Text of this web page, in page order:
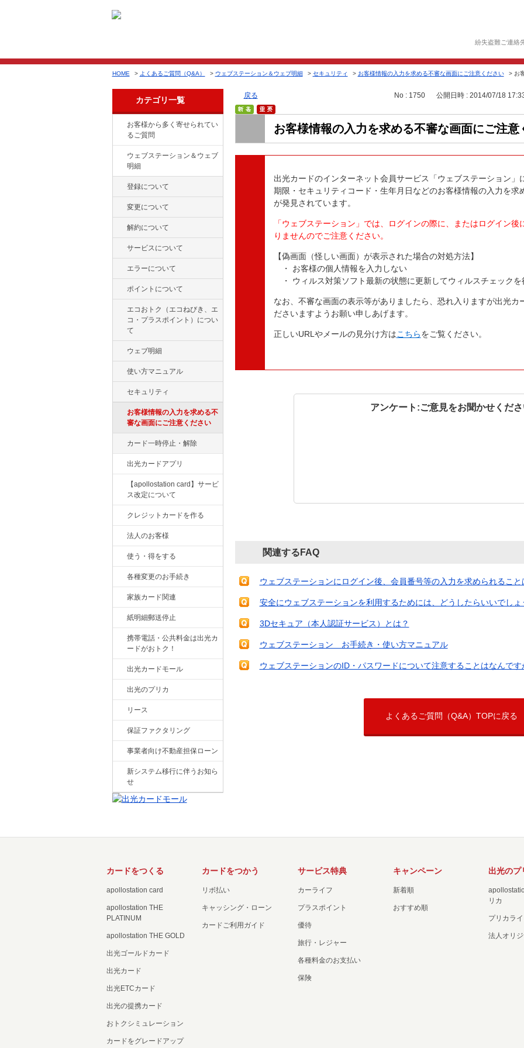
紛失盗難ご連絡
HOME > よくあるご質問（Q&A） > ウェブステーション＆ウェブ明細 > セキュリティ > お客様情報の入力を求める不審な画面にご注意ください > お
カテゴリ一覧
お客様から多く寄せられてい
るご質問
ウェブステーション＆ウェブ
明細
登録について
変更について
解約について
サービスについて
エラーについて
ポイントについて
エコおトク（エコねびき、エ
コ・プラスポイント）につい
て
ウェブ明細
使い方マニュアル
セキュリティ
お客様情報の入力を求める不
審な画面にご注意ください
カード一時停止・解除
出光カードアプリ
【apollostation card】サービ
ス改定について
クレジットカードを作る
法人のお客様
使う・得をする
各種変更のお手続き
家族カード関連
紙明細郵送停止
携帯電話・公共料金は出光カ
ードがおトク！
出光カードモール
出光のプリカ
リース
保証ファクタリング
事業者向け不動産担保ローン
新システム移行に伴うお知ら
せ
戻る No : 1750 公開日時 : 2014/07/18
お客様情報の入力を求める不審な画面にご注意
出光カードのインターネット会員サービス「ウェブステーション」
期限・セキュリティコード・生年月日などのお客様情報の入力を求
が発見されています。
「ウェブステーション」では、ログインの際に、またはログイン
りませんのでご注意ください。
【偽画面（怪しい画面）が表示された場合の対処方法】
・ お客様の個人情報を入力しない
・ ウィルス対策ソフト最新の状態に更新してウィルスチェックを
なお、不審な画面の表示等がありましたら、恐れ入りますが出光カ
ださいますようお願い申しあげます。
正しいURLやメールの見分け方はこちらをご覧ください。
アンケート:ご意見をお聞かせくだ
関連するFAQ
ウェブステーションにログイン後、会員番号等の入力を求められること
安全にウェブステーションを利用するためには、どうしたらいいでしょ
3Dセキュア（本人認証サービス）とは？
ウェブステーション お手続き・使い方マニュアル
ウェブステーションのID・パスワードについて注意することはなんです
よくあるご質問（Q&A）TOPに戻る
カードをつくる
apollostation card
apollostation THE
PLATINUM
apollostation THE GOLD
出光ゴールドカード
出光カード
出光ETCカード
出光の提携カード
おトクシミュレーション
カードをグレードアップ
カードをつかう
リボ払い
キャッシング・ローン
カードご利用ガイド
サービス特典
カーライフ
プラスポイント
優待
旅行・レジャー
各種料金のお支払い
保険
キャンペーン
新着順
おすすめ順
出光のプ
リカ
プリカラ
法人オリ